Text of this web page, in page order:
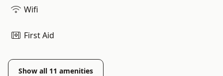
Wifi
First Aid
Show all 11 amenities